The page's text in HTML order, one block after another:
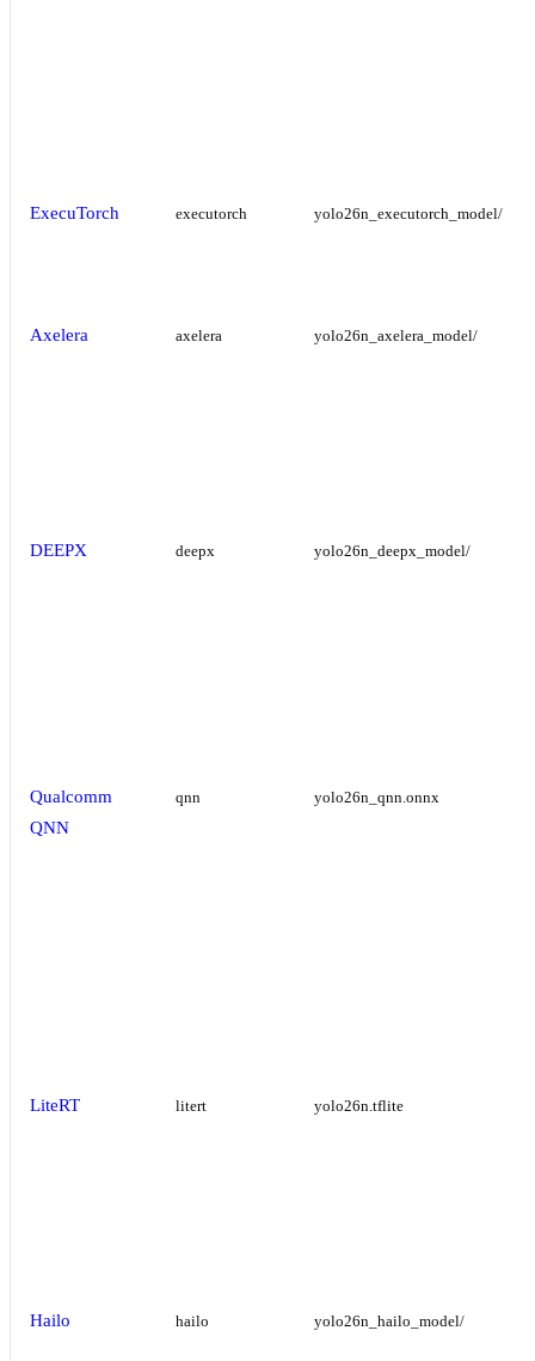
ExecuTorch executorch yolo26n_executorch_model/
Axelera axelera yolo26n_axelera_model/
DEEPX deepx yolo26n_deepx_model/
Qualcomm
QNN
qnn yolo26n_qnn.onnx
LiteRT litert yolo26n.tflite
Hailo hailo yolo26n_hailo_model/